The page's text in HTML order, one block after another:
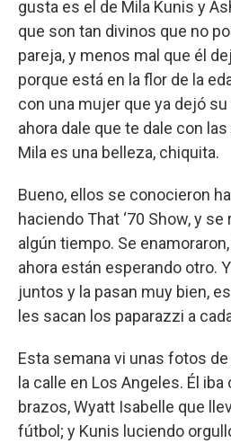
gusta es el de Mila Kunis y
que son tan divinos que no
pareja, y menos mal que él
porque está en la flor de la
con una mujer que ya dejó
ahora dale que te dale con
Mila es una belleza, chiquita.
Bueno, ellos se conocieron
haciendo That ‘70 Show, y
algún tiempo. Se
ahora están esperando otro.
juntos y la pasan muy bien,
les sacan los paparazzi a
Esta semana vi unas fotos
la calle en Los Angeles. Él iba
brazos, Wyatt Isabelle que
fútbol; y Kunis luciendo